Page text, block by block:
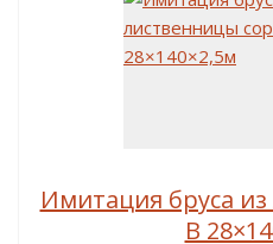
Имитация бруса
B